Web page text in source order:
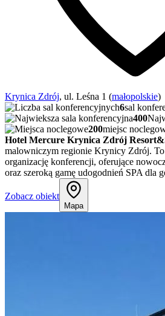
Krynica Zdrój, ul. Leśna 1 (małopolskie)
6sal
400
200miejsc
Hotel Mercure Krynica Zdrój
malowniczym regionie Krynicy Zdrój. To
organizację konferencji, oferujące
oraz szeroką gamę udogodnień SPA dla
Zobacz obiekt
Mapa